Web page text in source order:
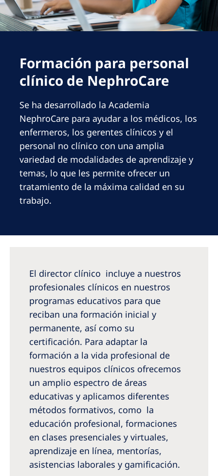
Romania
Russia
Slovakia
Slovenia
Spain
Sweden
Switzerland
United Kingdom
Asia Pacific
Asia Pacific
North America
United States of America
NephroCare International
Global Website
Formación para personal
clínico de NephroCare
Se ha desarrollado la Academia
NephroCare para ayudar a los médicos, los
enfermeros, los gerentes clínicos y el
personal no clínico con una amplia
variedad de modalidades de aprendizaje y
temas, lo que les permite ofrecer un
tratamiento de la máxima calidad en su
trabajo.
El director clínico incluye a nuestros
profesionales clínicos en nuestros
programas educativos para que
reciban una formación inicial y
permanente, así como su
certificación. Para adaptar la
formación a la vida profesional de
nuestros equipos clínicos ofrecemos
un amplio espectro de áreas
educativas y aplicamos diferentes
métodos formativos, como la
educación profesional, formaciones
en clases presenciales y virtuales,
aprendizaje en línea, mentorías,
asistencias laborales y gamificación.